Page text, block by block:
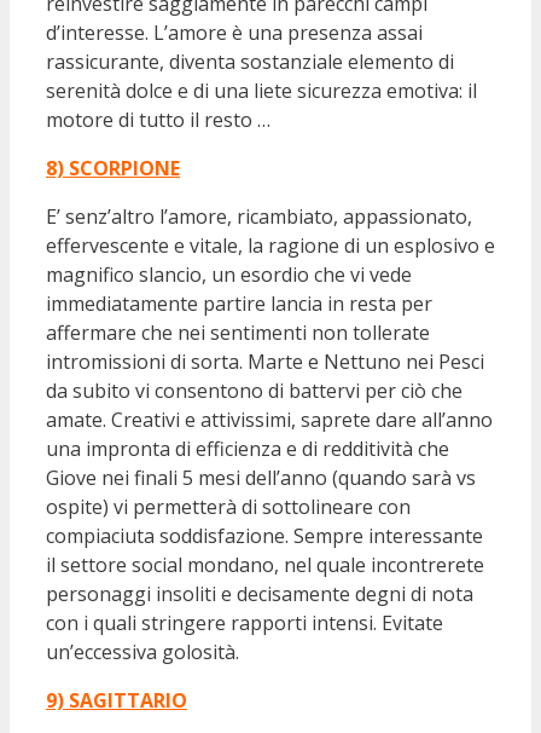
d’interesse. L’amore è una presenza assai
rassicurante, diventa sostanziale elemento di
serenità dolce e di una liete sicurezza emotiva: il
motore di tutto il resto …
8) SCORPIONE
E’ senz’altro l’amore, ricambiato, appassionato,
effervescente e vitale, la ragione di un esplosivo e
magnifico slancio, un esordio che vi vede
immediatamente partire lancia in resta per
affermare che nei sentimenti non tollerate
intromissioni di sorta. Marte e Nettuno nei Pesci
da subito vi consentono di battervi per ciò che
amate. Creativi e attivissimi, saprete dare all’anno
una impronta di efficienza e di redditività che
Giove nei finali 5 mesi dell’anno (quando sarà vs
ospite) vi permetterà di sottolineare con
compiaciuta soddisfazione. Sempre interessante
il settore social mondano, nel quale incontrerete
personaggi insoliti e decisamente degni di nota
con i quali stringere rapporti intensi. Evitate
un’eccessiva golosità.
9) SAGITTARIO